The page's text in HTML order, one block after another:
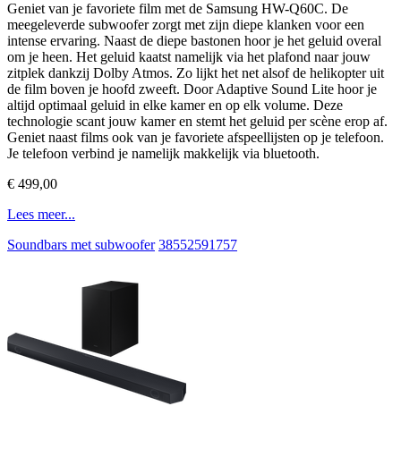
Geniet van je favoriete film met de Samsung HW-Q60C. De
meegeleverde subwoofer zorgt met zijn diepe klanken voor een
intense ervaring. Naast de diepe bastonen hoor je het geluid overal
om je heen. Het geluid kaatst namelijk via het plafond naar jouw
zitplek dankzij Dolby Atmos. Zo lijkt het net alsof de helikopter uit
de film boven je hoofd zweeft. Door Adaptive Sound Lite hoor je
altijd optimaal geluid in elke kamer en op elk volume. Deze
technologie scant jouw kamer en stemt het geluid per scène erop af.
Geniet naast films ook van je favoriete afspeellijsten op je telefoon.
Je telefoon verbind je namelijk makkelijk via bluetooth.
€ 499,00
Lees meer...
Soundbars met subwoofer 38552591757